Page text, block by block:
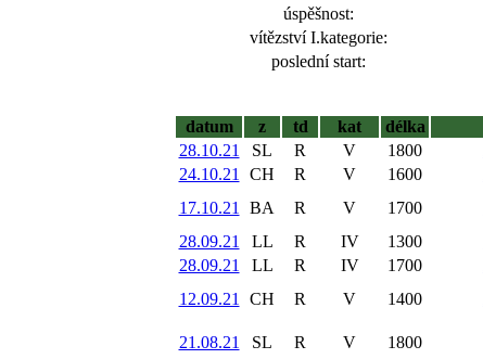
úspěšnost:
vítězství I.kategorie:
poslední start:
datum
z td kat délka
28.10.21
SL R V 1800
24.10.21
CH R V 1600
17.10.21
BA R V 1700
28.09.21
LL R IV 1300
28.09.21
LL R IV 1700
12.09.21
CH R V 1400
21.08.21 SL R V 1800